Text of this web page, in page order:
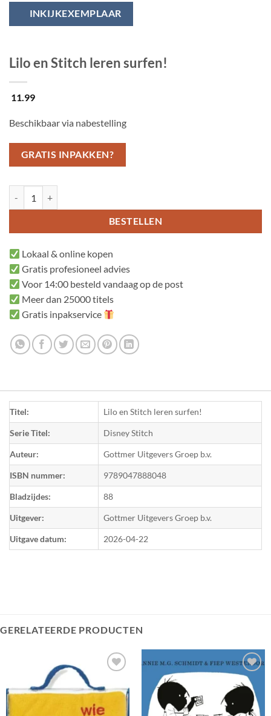
INKIJKEXEMPLAAR
Lilo en Stitch leren surfen!
11.99
Beschikbaar via nabestelling
GRATIS INPAKKEN?
BESTELLEN
Lokaal & online kopen
Gratis profesioneel advies
Voor 14:00 besteld vandaag op de post
Meer dan 25000 titels
Gratis inpakservice
Titel: Lilo en Stitch leren surfen!
Serie Titel: Disney Stitch
Auteur: Gottmer Uitgevers Groep b.v.
ISBN nummer: 9789047888048
Bladzijdes: 88
Uitgever: Gottmer Uitgevers Groep b.v.
Uitgave datum: 2026-04-22
GERELATEERDE PRODUCTEN